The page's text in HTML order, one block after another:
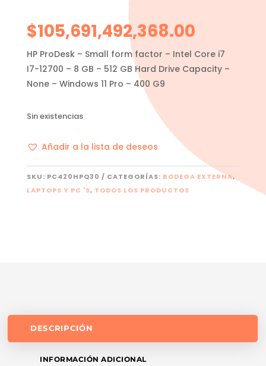
$105,691,492,368.00
HP ProDesk – Small form factor – Intel Core i7
I7-12700 – 8 GB – 512 GB Hard Drive Capacity –
None – Windows 11 Pro – 400 G9
Sin existencias
Añadir a la lista de deseos
SKU: PC420HPQ30 CATEGORÍAS: BODEGA EXTERNA,
LAPTOPS Y PC 'S, TODOS LOS PRODUCTOS
DESCRIPCIÓN
INFORMACIÓN ADICIONAL